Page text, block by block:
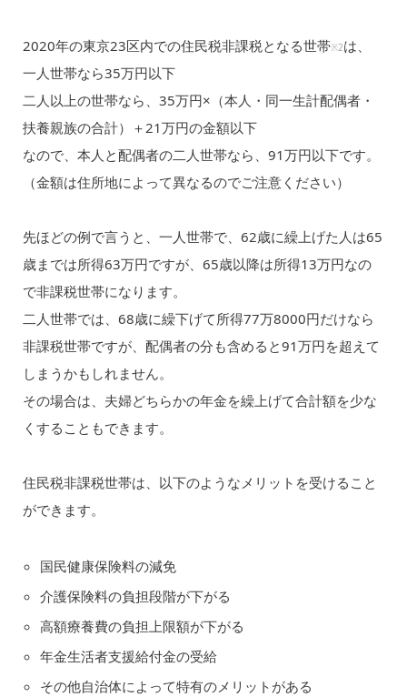
2020年の東京23区内での住民税非課税となる世帯※2は、
一人世帯なら35万円以下
二人以上の世帯なら、35万円×（本人・同一生計配偶者・
扶養親族の合計）＋21万円の金額以下
なので、本人と配偶者の二人世帯なら、91万円以下です。
（金額は住所地によって異なるのでご注意ください）
先ほどの例で言うと、一人世帯で、62歳に繰上げた人は65
歳までは所得63万円ですが、65歳以降は所得13万円なの
で非課税世帯になります。
二人世帯では、68歳に繰下げて所得77万8000円だけなら
非課税世帯ですが、配偶者の分も含めると91万円を超えて
しまうかもしれません。
その場合は、夫婦どちらかの年金を繰上げて合計額を少な
くすることもできます。
住民税非課税世帯は、以下のようなメリットを受けること
ができます。
国民健康保険料の減免
介護保険料の負担段階が下がる
高額療養費の負担上限額が下がる
年金生活者支援給付金の受給
その他自治体によって特有のメリットがある